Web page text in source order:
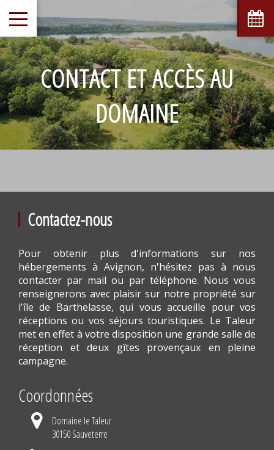
CONTACT ET ACCÈS AU
DOMAINE
Contactez-nous
Pour obtenir plus d'informations sur nos
hébergements à Avignon, n'hésitez pas à nous
contacter par mail ou par téléphone. Nous vous
renseignerons avec plaisir sur notre propriété sur
l'île de Barthelasse, qui vous accueille pour vos
réceptions ou vos séjours touristiques. Le Taleur
met en effet à votre disposition une grande salle de
réception et deux gîtes provençaux en pleine
campagne.
Coordonnées
Domaine le Taleur
30150 Sauveterre